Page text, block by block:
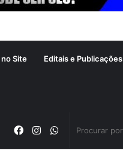
Site Editais e Publicações
WhatsApp
Instagram
Facebook